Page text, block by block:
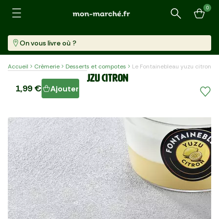
Recherche
0
On vous livre où ?
Accueil Crèmerie Desserts et compotes Le Fontainebleau yuzu citron
Le Fontainebleau yuzu citron
1,99 € Ajouter